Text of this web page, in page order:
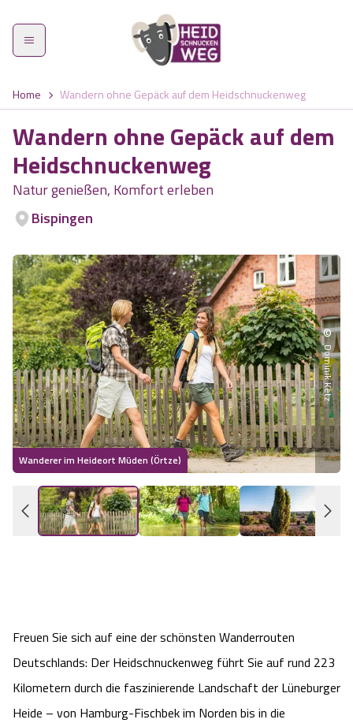
Heidschnuckenweg
Was zeichnet den Weg aus?
Highlights
Wandern im Frühling
Wandern im Sommer
Wandern im Herbst
Wandern im Winter
Heideschleifen
Gastgeber
Unterkünfte
Home Wandern ohne Gepäck auf dem Heidschnuckenweg
Wandern ohne Gepäck auf dem
Heidschnuckenweg
Natur genießen, Komfort erleben
Bispingen
Wanderer im Heideort Müden (Örtze)
©
Dominik Ketz
Freuen Sie sich auf eine der schönsten Wanderrouten
Deutschlands: Der Heidschnuckenweg führt Sie auf rund 223
Kilometern durch die faszinierende Landschaft der Lüneburger
Heide – von Hamburg-Fischbek im Norden bis in die